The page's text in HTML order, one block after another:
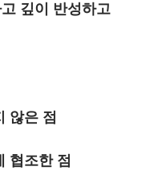
깊이 반성하고
않은 점
협조한 점